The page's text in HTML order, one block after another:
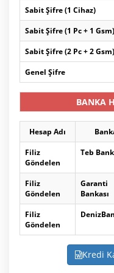
Sabit Şifre (1 Cihaz)
Sabit Şifre (1 Pc + 1 Gsm)
Sabit Şifre (2 Pc + 2 Gsm)
Genel Şifre
BANKA
Hesap Adı
Filiz
Göndelen
Teb
Filiz
Göndelen
Garanti
Bankası
Filiz
Göndelen
Kredi